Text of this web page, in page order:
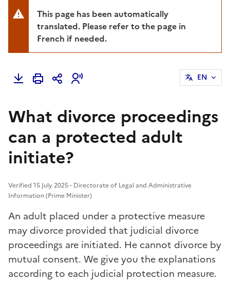
This page has been automatically
translated. Please refer to the page in
French if needed.
EN
What divorce proceedings
can a protected adult
initiate?
Verified 15 July 2025 - Directorate of Legal and Administrative
Information (Prime Minister)
An adult placed under a protective measure
may divorce provided that judicial divorce
proceedings are initiated. He cannot divorce by
mutual consent. We give you the explanations
according to each judicial protection measure.